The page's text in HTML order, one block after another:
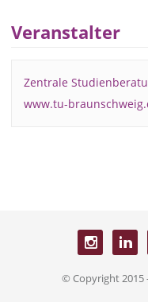
Veranstalter
Zentrale
www.tu-
© Copyright 2015